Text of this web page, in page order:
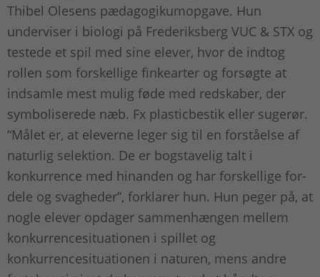
Thibel Olesens pædagogikumopgave. Hun
underviser i biologi på Frederiksberg VUC & STX og
testede et spil med sine elever, hvor de indtog
rollen som forskellige finkearter og forsøgte at
indsamle mest mulig føde med redskaber, der
symboliserede næb. Fx plasticbestik eller sugerør.
“Målet er, at eleverne leger sig til en forståelse af
naturlig selektion. De er bogstavelig talt i
konkurrence med hinanden og har forskellige for-
dele og svagheder”, forklarer hun. Hun peger på, at
nogle elever opdager sammenhængen mellem
konkurrencesituationen i spillet og
konkurrencesituationen i naturen, mens andre